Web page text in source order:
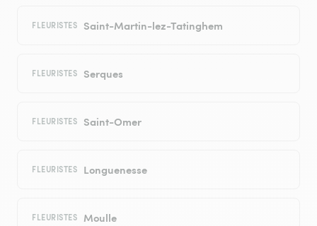
FLEURISTES Saint-Martin-lez-Tatinghem
FLEURISTES Serques
FLEURISTES Saint-Omer
FLEURISTES Longuenesse
FLEURISTES Moulle